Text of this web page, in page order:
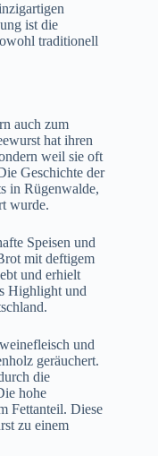
ist die
traditionell
auch zum
hat ihren
weil sie oft
Geschichte der
in Rügenwalde,
wurde.
Speisen und
mit deftigem
und erhielt
Highlight und
und
geräuchert.
die
hohe
Fettanteil. Diese
zu einem